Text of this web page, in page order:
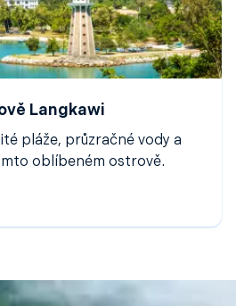
Langkawi
pláže, průzračné vody a
oblíbeném ostrově.